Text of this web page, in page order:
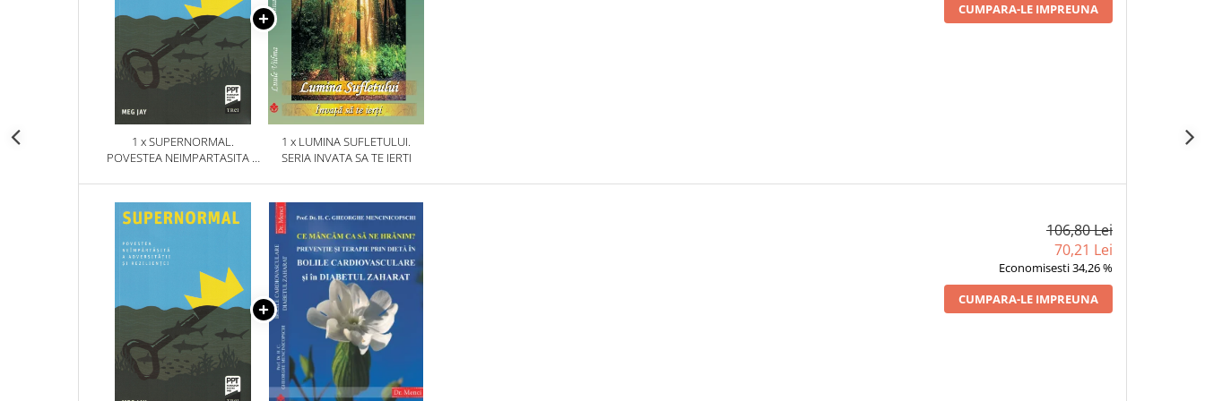
1 x SUPERNORMAL.
POVESTEA NEIMPARTASITA A
1 x LUMINA SUFLETULUI.
SERIA INVATA SA TE IERTI
CUMPARA-LE IMPREUNA
106,80 Lei
70,21 Lei
Economisesti 34,26 %
CUMPARA-LE IMPREUNA